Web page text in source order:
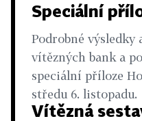
Speciální
Podrobné výsledky
vítězných bank a
speciální příloze
středu 6. listopadu.
Vítězná